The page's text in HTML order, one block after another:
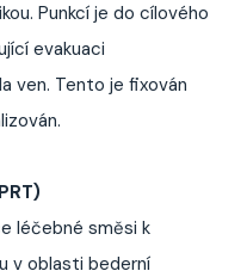
Punkcí je do cílového
evakuaci
ven. Tento je fixován
léčebné směsi k
v oblasti bederní